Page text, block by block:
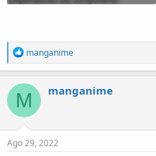
R
e
a
c
t
i
o
n
s
manganime
M manganime
Ago 29, 2022